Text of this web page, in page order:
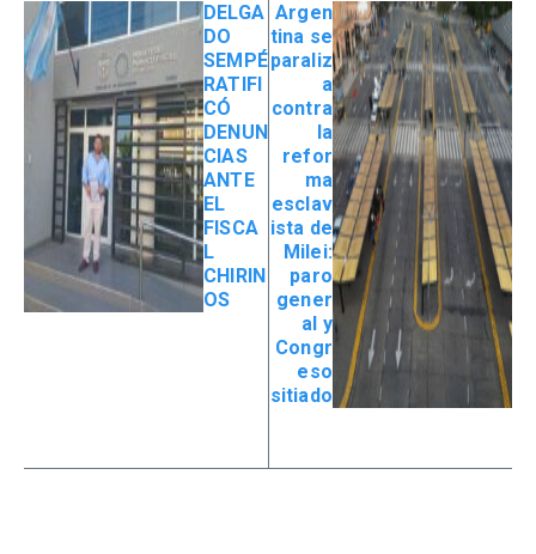
DELGA
DO
SEMPÉ
RATIFI
CÓ
DENUN
CIAS
ANTE
EL
FISCA
L
CHIRIN
OS
Argen
tina se
paraliz
a
contra
la
refor
ma
esclav
ista de
Milei:
paro
gener
al y
Congr
eso
sitiado